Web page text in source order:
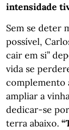
intensidade
Sem se deter
possível,
cair em si”
vida se
complemento
ampliar a
dedicar-se
terra abaixo.